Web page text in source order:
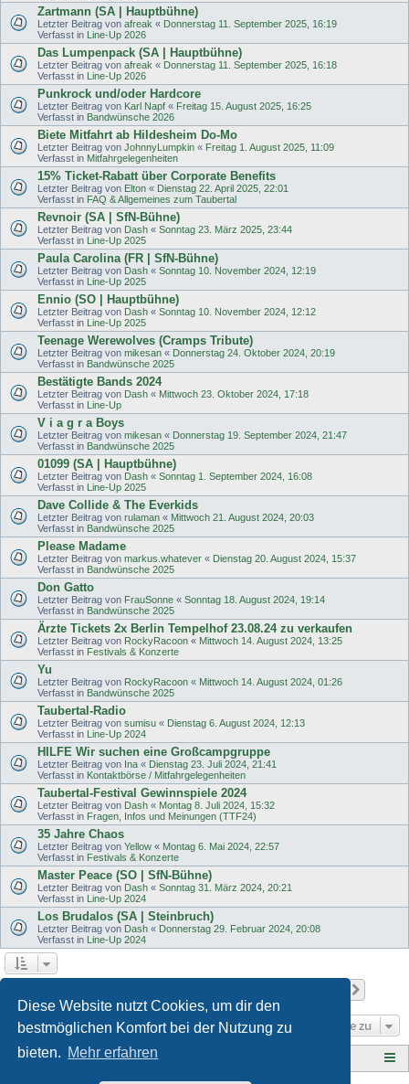
Diese Website nutzt Cookies, um dir den
bestmöglichen Komfort bei der Nutzung zu
bieten. Mehr erfahren
Zartmann (SA | Hauptbühne)
Letzter Beitrag von afreak « Donnerstag 11. September 2025, 16:19
Verfasst in Line-Up 2026
Das Lumpenpack (SA | Hauptbühne)
Letzter Beitrag von afreak « Donnerstag 11. September 2025, 16:18
Verfasst in Line-Up 2026
Punkrock und/oder Hardcore
Letzter Beitrag von Karl Napf « Freitag 15. August 2025, 16:25
Verfasst in Bandwünsche 2026
Biete Mitfahrt ab Hildesheim Do-Mo
Letzter Beitrag von JohnnyLumpkin « Freitag 1. August 2025, 11:09
Verfasst in Mitfahrgelegenheiten
15% Ticket-Rabatt über Corporate Benefits
Letzter Beitrag von Elton « Dienstag 22. April 2025, 22:01
Verfasst in FAQ & Allgemeines zum Taubertal
Revnoir (SA | SfN-Bühne)
Letzter Beitrag von Dash « Sonntag 23. März 2025, 23:44
Verfasst in Line-Up 2025
Paula Carolina (FR | SfN-Bühne)
Letzter Beitrag von Dash « Sonntag 10. November 2024, 12:19
Verfasst in Line-Up 2025
Ennio (SO | Hauptbühne)
Letzter Beitrag von Dash « Sonntag 10. November 2024, 12:12
Verfasst in Line-Up 2025
Teenage Werewolves (Cramps Tribute)
Letzter Beitrag von mikesan « Donnerstag 24. Oktober 2024, 20:19
Verfasst in Bandwünsche 2025
Bestätigte Bands 2024
Letzter Beitrag von Dash « Mittwoch 23. Oktober 2024, 17:18
Verfasst in Line-Up
V i a g r a Boys
Letzter Beitrag von mikesan « Donnerstag 19. September 2024, 21:47
Verfasst in Bandwünsche 2025
01099 (SA | Hauptbühne)
Letzter Beitrag von Dash « Sonntag 1. September 2024, 16:08
Verfasst in Line-Up 2025
Dave Collide & The Everkids
Letzter Beitrag von rulaman « Mittwoch 21. August 2024, 20:03
Verfasst in Bandwünsche 2025
Please Madame
Letzter Beitrag von markus.whatever « Dienstag 20. August 2024, 15:37
Verfasst in Bandwünsche 2025
Don Gatto
Letzter Beitrag von FrauSonne « Sonntag 18. August 2024, 19:14
Verfasst in Bandwünsche 2025
Ärzte Tickets 2x Berlin Tempelhof 23.08.24 zu verkaufen
Letzter Beitrag von RockyRacoon « Mittwoch 14. August 2024, 13:25
Verfasst in Festivals & Konzerte
Yu
Letzter Beitrag von RockyRacoon « Mittwoch 14. August 2024, 01:26
Verfasst in Bandwünsche 2025
Taubertal-Radio
Letzter Beitrag von sumisu « Dienstag 6. August 2024, 12:13
Verfasst in Line-Up 2024
HILFE Wir suchen eine Großcampgruppe
Letzter Beitrag von Ina « Dienstag 23. Juli 2024, 21:41
Verfasst in Kontaktbörse / Mitfahrgelegenheiten
Taubertal-Festival Gewinnspiele 2024
Letzter Beitrag von Dash « Montag 8. Juli 2024, 15:32
Verfasst in Fragen, Infos und Meinungen (TTF24)
35 Jahre Chaos
Letzter Beitrag von Yellow « Montag 6. Mai 2024, 22:57
Verfasst in Festivals & Konzerte
Master Peace (SO | SfN-Bühne)
Letzter Beitrag von Dash « Sonntag 31. März 2024, 20:21
Verfasst in Line-Up 2024
Los Brudalos (SA | Steinbruch)
Letzter Beitrag von Dash « Donnerstag 29. Februar 2024, 20:08
Verfasst in Line-Up 2024
Gehe zu
Tauberplanscher-Forum.de